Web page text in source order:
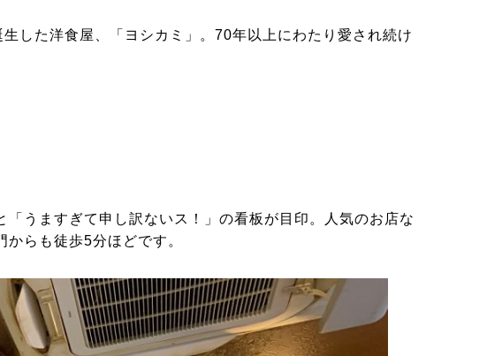
した洋食屋、「ヨシカミ」。70年以上にわたり愛され続け
うますぎて申し訳ないス！」の看板が目印。人気のお店な
らも徒歩5分ほどです。